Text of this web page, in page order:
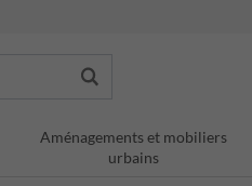
Aménagements et mobiliers
urbains